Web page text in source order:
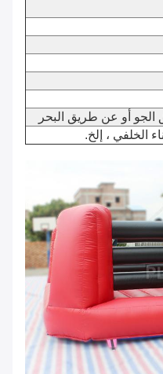
أو عن طريق البحر
الخلفي ، إلخ.